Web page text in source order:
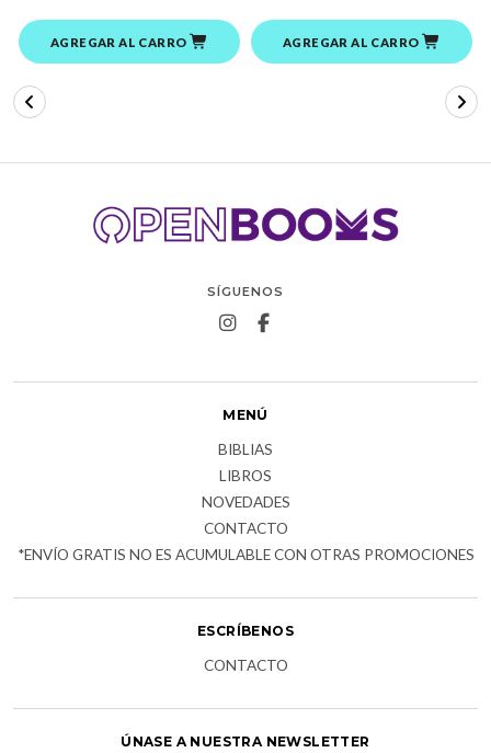
AGREGAR AL CARRO AGREGAR AL CARRO
SÍGUENOS
MENÚ
BIBLIAS
LIBROS
NOVEDADES
CONTACTO
*ENVÍO GRATIS NO ES ACUMULABLE CON OTRAS PROMOCIONES
ESCRÍBENOS
CONTACTO
ÚNASE A NUESTRA NEWSLETTER